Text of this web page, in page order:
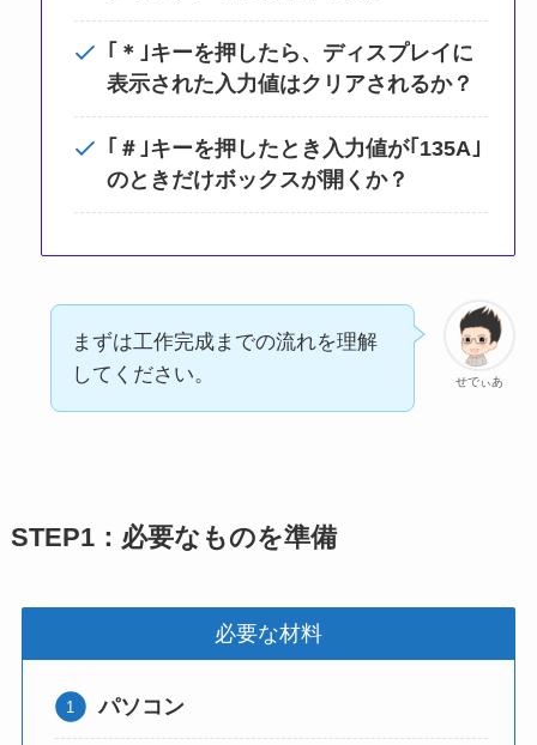
｢＊｣キーを押したら、ディスプレイに
表示された入力値はクリアされるか？
｢＃｣キーを押したとき入力値が｢135A｣
のときだけボックスが開くか？
せでぃあ
まずは工作完成までの流れを理解
してください。
STEP1：必要なものを準備
必要な材料
パソコン